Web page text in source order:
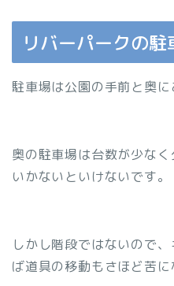
リバーパークの駐
駐車場は公園の手前と奥に
奥の駐車場は台数が少な
いかないといけないです。
しかし階段ではないので
ば道具の移動もさほど苦に